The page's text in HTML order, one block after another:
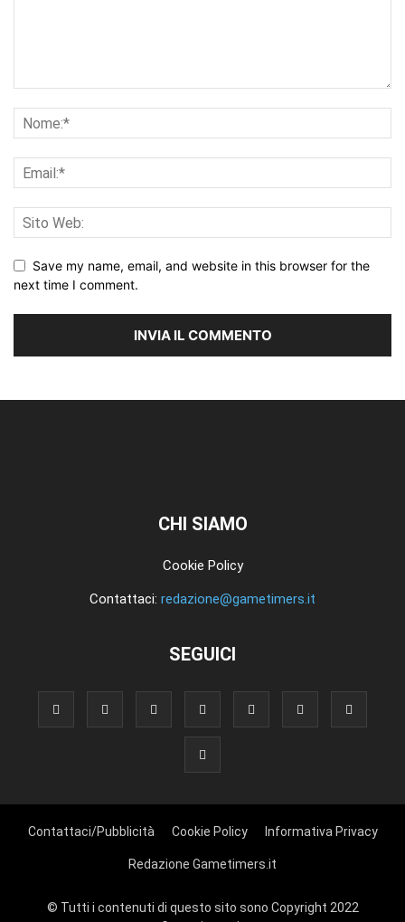
Save my name, email, and website in this browser for the
next time I comment.
CHI SIAMO
Cookie Policy
Contattaci: redazione@gametimers.it
SEGUICI
Contattaci/Pubblicità Cookie Policy Informativa Privacy
Redazione Gametimers.it
© Tutti i contenuti di questo sito sono Copyright 2022